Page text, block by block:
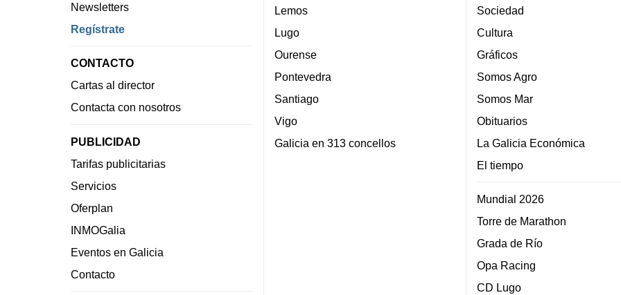
Newsletters
Regístrate
CONTACTO
Cartas al director
Contacta con nosotros
PUBLICIDAD
Tarifas publicitarias
Servicios
Oferplan
INMOGalia
Eventos en Galicia
Contacto
Lemos
Lugo
Ourense
Pontevedra
Santiago
Vigo
Galicia en 313 concellos
Sociedad
Cultura
Gráficos
Somos Agro
Somos Mar
Obituarios
La Galicia Económica
El tiempo
Mundial 2026
Torre de Marathon
Grada de Río
Opa Racing
CD Lugo